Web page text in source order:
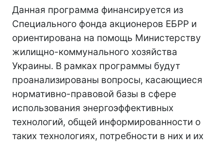
Данная программа финансируется из
Специального фонда акционеров ЕБРР и
ориентирована на помощь Министерству
жилищно-коммунального хозяйства
Украины. В рамках программы будут
проанализированы вопросы, касающиеся
нормативно-правовой базы в сфере
использования энергоэффективных
технологий, общей информированности о
таких технологиях, потребности в них и их